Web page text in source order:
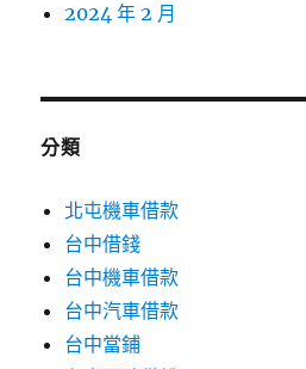
2024 年 2 月
分類
北屯機車借款
台中借錢
台中機車借款
台中汽車借款
台中當鋪